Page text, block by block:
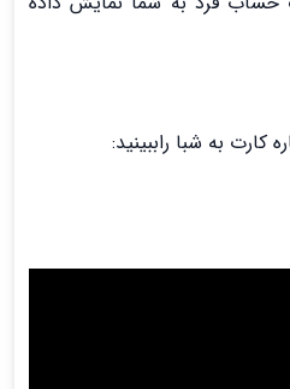
کارت به شبا راببینید: